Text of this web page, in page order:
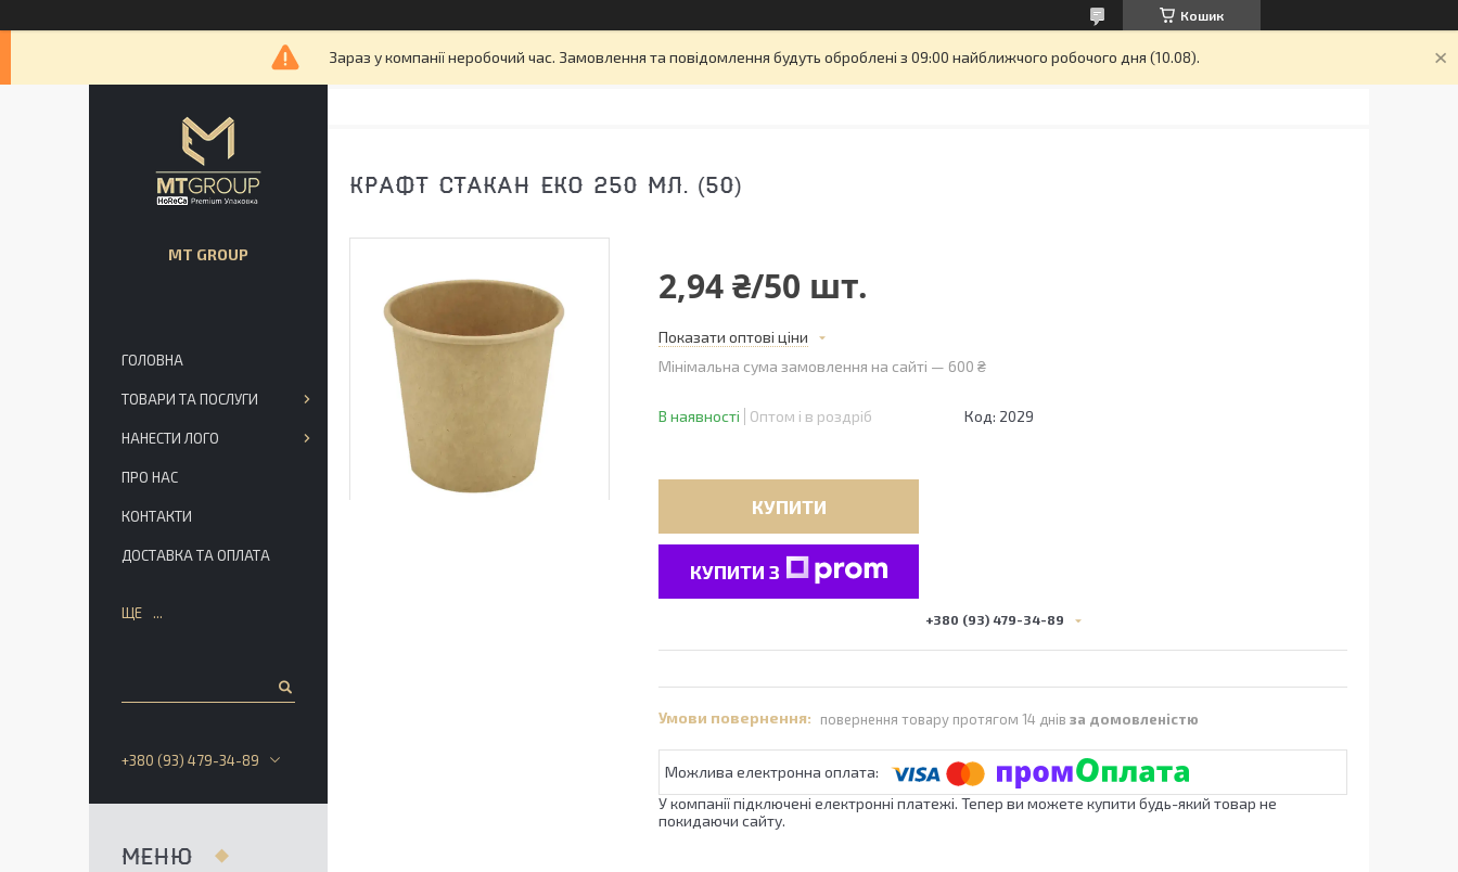
Кошик
Зараз у компанії неробочий час. Замовлення та повідомлення будуть оброблені з 09:00 найближчого робочого дня (10.08).
КРАФТ СТАКАН ЕКО 250 МЛ. (50)
2,94 ₴/50 шт.
Показати оптові ціни
Мінімальна сума замовлення на сайті — 600 ₴
В наявності Оптом і в роздріб Код: 2029
КУПИТИ
КУПИТИ З
+380 (93) 479-34-89
повернення товару протягом 14 днів за домовленістю
У компанії підключені електронні платежі. Тепер ви можете купити будь-який товар не
покидаючи сайту.
MT GROUP
ГОЛОВНА
ТОВАРИ ТА ПОСЛУГИ
НАНЕСТИ ЛОГО
ПРО НАС
КОНТАКТИ
ДОСТАВКА ТА ОПЛАТА
ЩЕ
+380 (93) 479-34-89